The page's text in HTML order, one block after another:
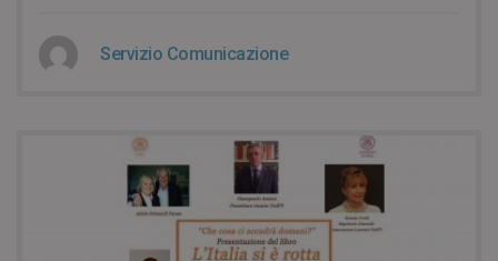
Servizio Comunicazione